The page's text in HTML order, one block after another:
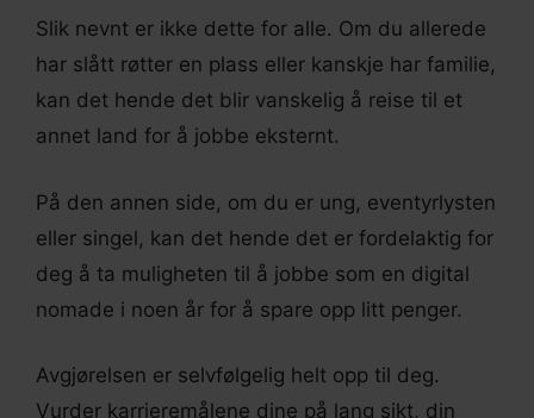
Slik nevnt er ikke dette for alle. Om du allerede
har slått røtter en plass eller kanskje har familie,
kan det hende det blir vanskelig å reise til et
annet land for å jobbe eksternt.
På den annen side, om du er ung, eventyrlysten
eller singel, kan det hende det er fordelaktig for
deg å ta muligheten til å jobbe som en digital
nomade i noen år for å spare opp litt penger.
Avgjørelsen er selvfølgelig helt opp til deg.
Vurder karrieremålene dine på lang sikt, din